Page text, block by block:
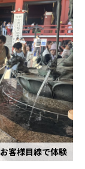
客様目線で体験